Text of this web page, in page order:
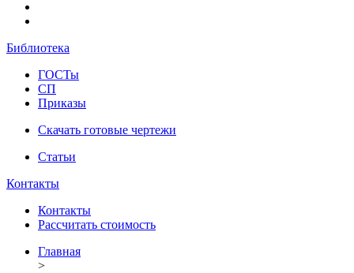
Библиотека
ГОСТы
СП
Приказы
Скачать готовые чертежи
Статьи
Контакты
Контакты
Рассчитать стоимость
Главная
>